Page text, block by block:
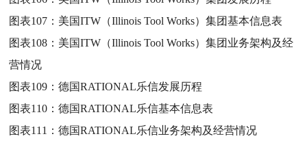
图表107： 美国ITW（Illinois Tool Works）集团基本信息表
图表108： 美国ITW（Illinois Tool Works）集团业务架构及经
营情况
图表109：德国RATIONAL乐信发展历程
图表110：德国RATIONAL乐信基本信息表
图表111：德国RATIONAL乐信业务架构及经营情况